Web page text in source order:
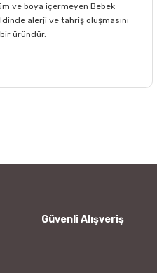
ve boya içermeyen Bebek
alerji ve tahriş oluşmasını
üründür.
Güvenli Alışveriş